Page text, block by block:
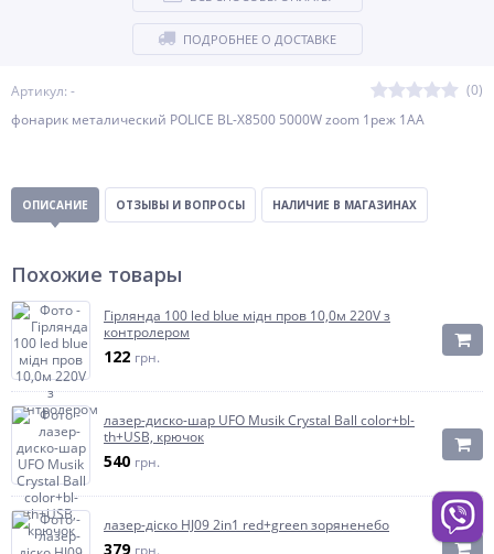
Артикул: -
(0)
фонарик металический POLICE BL-X8500 5000W zoom 1реж 1AA
ПОДРОБНЕЕ О ДОСТАВКЕ
ОПИСАНИЕ ОТЗЫВЫ И ВОПРОСЫ НАЛИЧИЕ В МАГАЗИНАХ
Похожие товары
Гірлянда 100 led blue мідн пров 10,0м 220V з
контролером
122 грн.
лазер-диско-шар UFO Musik Crystal Ball color+bl-
th+USB, крючок
540 грн.
лазер-діско HJ09 2in1 red+green зоряненебо
379 грн.